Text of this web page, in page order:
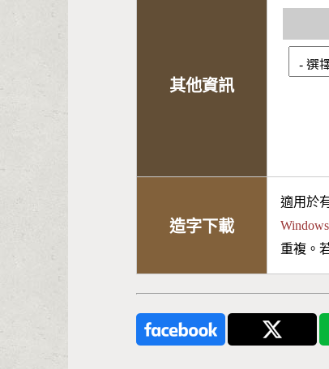
其他資訊
造字下載
適用於
重複。